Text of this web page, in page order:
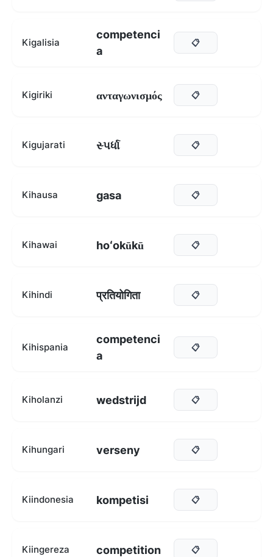
Kigalisia
competenci
a
📋
Kigiriki ανταγωνισμός 📋
Kigujarati સ્પર્ધા 📋
Kihausa gasa 📋
Kihawai hoʻokūkū 📋
Kihindi प्रतियोगिता 📋
Kihispania
competenci
a
📋
Kiholanzi wedstrijd 📋
Kihungari verseny 📋
Kiindonesia kompetisi 📋
Kiingereza competition 📋